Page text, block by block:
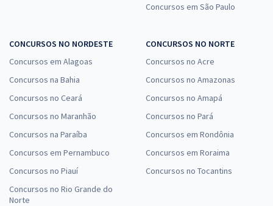
Concursos em São Paulo
CONCURSOS NO NORDESTE
Concursos em Alagoas
Concursos na Bahia
Concursos no Ceará
Concursos no Maranhão
Concursos na Paraíba
Concursos em Pernambuco
Concursos no Piauí
Concursos no Rio Grande do
Norte
CONCURSOS NO NORTE
Concursos no Acre
Concursos no Amazonas
Concursos no Amapá
Concursos no Pará
Concursos em Rondônia
Concursos em Roraima
Concursos no Tocantins